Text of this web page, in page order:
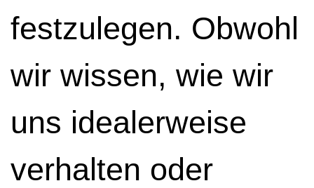
festzulegen. Obwohl
wir wissen, wie wir
uns idealerweise
verhalten oder